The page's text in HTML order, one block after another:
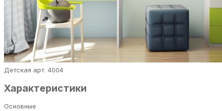
Детская арт. 4004
Характеристики
Основные